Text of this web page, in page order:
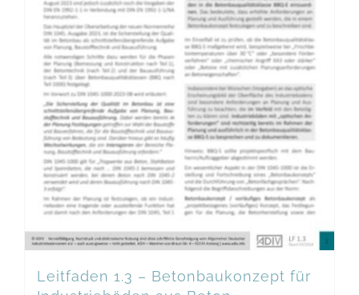
Leitfaden 1.3 – Betonbaukonzept für